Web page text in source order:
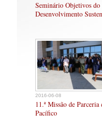
Seminário Objetivos do
Desenvolvimento
2016-06-08
11.ª Missão de Parceria
Pacífico